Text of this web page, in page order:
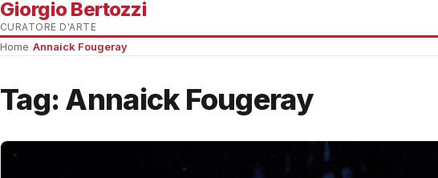
Giorgio Bertozzi
CURATORE D'ARTE
Home Annaick Fougeray
Tag: Annaick Fougeray